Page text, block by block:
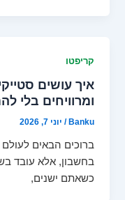
קריפטו
איך עושים
ומרוויחים בלי
Banku
/ יוני 7, 2026
ברוכים הבאים
כשאתם ישנים,